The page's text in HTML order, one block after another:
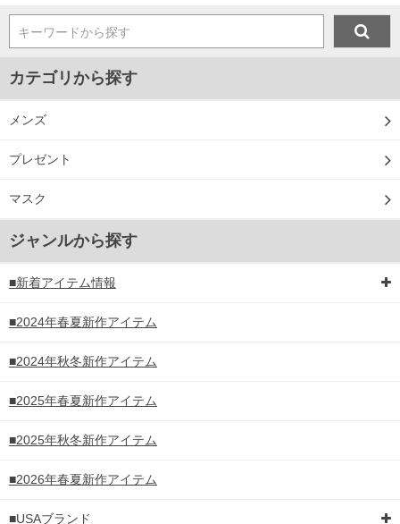
キーワードから探す
カテゴリから探す
メンズ
プレゼント
マスク
ジャンルから探す
■新着アイテム情報
■2024年春夏新作アイテム
■2024年秋冬新作アイテム
■2025年春夏新作アイテム
■2025年秋冬新作アイテム
■2026年春夏新作アイテム
■USAブランド